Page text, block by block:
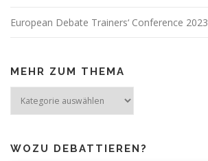
European Debate Trainers‘ Conference 2023
MEHR ZUM THEMA
zum
WOZU DEBATTIEREN?